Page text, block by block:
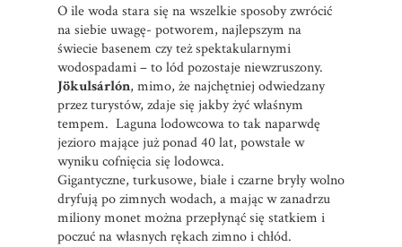
O ile woda stara się na wszelkie sposoby zwrócić
na siebie uwagę- potworem, najlepszym na
świecie basenem czy też spektakularnymi
wodospadami – to lód pozostaje niewzruszony.
Jökulsárlón, mimo, że najchętniej odwiedzany
przez turystów, zdaje się jakby żyć właśnym
tempem. Laguna lodowcowa to tak naparwdę
jezioro mające już ponad 40 lat, powstałe w
wyniku cofnięcia się lodowca.
Gigantyczne, turkusowe, białe i czarne bryły wolno
dryfują po zimnych wodach, a mając w zanadrzu
miliony monet można przepłynąć się statkiem i
poczuć na własnych rękach zimno i chłód.